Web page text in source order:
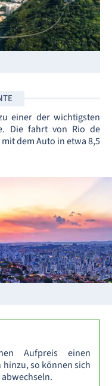
einer der wichtigsten
Die fahrt von Rio de
dem Auto in etwa 8,5
Aufpreis einen
so können sich